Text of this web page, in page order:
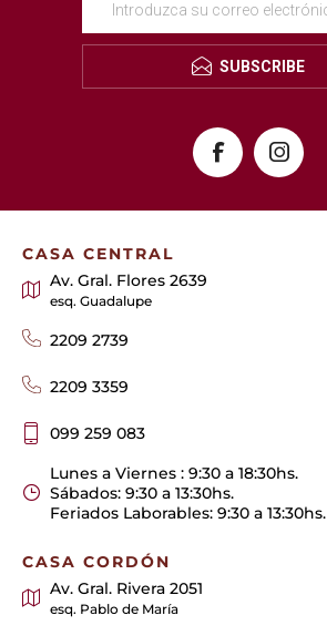
SUBSCRIBE
CASA CENTRAL
Av. Gral. Flores 2639
esq. Guadalupe
2209 2739
2209 3359
099 259 083
Lunes a Viernes : 9:30 a 18:30hs.
Sábados: 9:30 a 13:30hs.
Feriados Laborables: 9:30 a 13:30hs.
CASA CORDÓN
Av. Gral. Rivera 2051
esq. Pablo de María